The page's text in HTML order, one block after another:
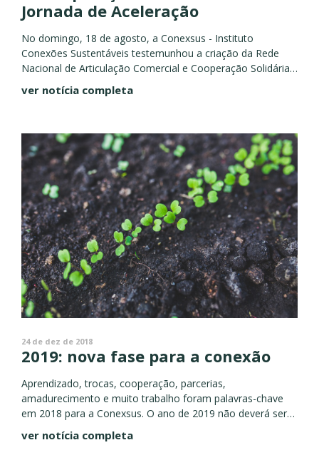
Jornada de Aceleração
No domingo, 18 de agosto, a Conexsus - Instituto
Conexões Sustentáveis testemunhou a criação da Rede
Nacional de Articulação Comercial e Cooperação Solidária -
RENACCOOPS, durante o encontro presencial da Jornada
de Aceleração do Desafio...
ver notícia completa
24 de dez de 2018
2019: nova fase para a conexão
Aprendizado, trocas, cooperação, parcerias,
amadurecimento e muito trabalho foram palavras-chave
em 2018 para a Conexsus. O ano de 2019 não deverá ser
novas atividades ganhando...
ver notícia completa